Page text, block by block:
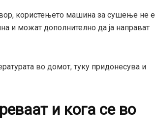
користењето машина за сушење не е
и можат дополнително да ја направат
во домот, туку придонесува и
и кога се во